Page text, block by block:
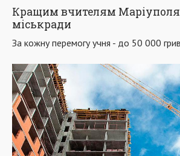
Кращим вчителям Маріуполя
міськради
За кожну перемогу учня - до 50 000